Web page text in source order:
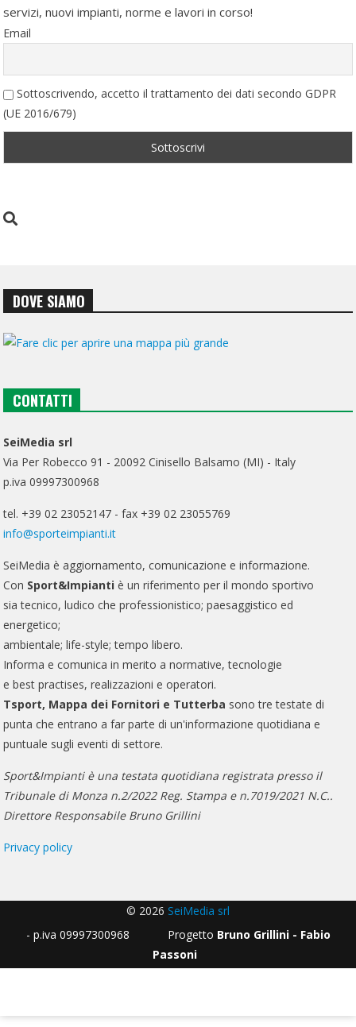
servizi, nuovi impianti, norme e lavori in corso!
Email
Sottoscrivendo, accetto il trattamento dei dati secondo GDPR
(UE 2016/679)
DOVE SIAMO
CONTATTI
SeiMedia srl
Via Per Robecco 91 - 20092 Cinisello Balsamo (MI) - Italy
p.iva 09997300968
tel. +39 02 23052147 - fax +39 02 23055769
info@sporteimpianti.it
SeiMedia è aggiornamento, comunicazione e informazione.
Con Sport&Impianti è un riferimento per il mondo sportivo
sia tecnico, ludico che professionistico; paesaggistico ed
energetico;
ambientale; life-style; tempo libero.
Informa e comunica in merito a normative, tecnologie
e best practises, realizzazioni e operatori.
Tsport, Mappa dei Fornitori e Tutterba sono tre testate di
punta che entrano a far parte di un'informazione quotidiana e
puntuale sugli eventi di settore.
Sport&Impianti è una testata quotidiana registrata presso il
Tribunale di Monza n.2/2022 Reg. Stampa e n.7019/2021 N.C..
Direttore Responsabile Bruno Grillini
Privacy policy
© 2026 SeiMedia srl
- p.iva 09997300968 Progetto Bruno Grillini - Fabio
Passoni